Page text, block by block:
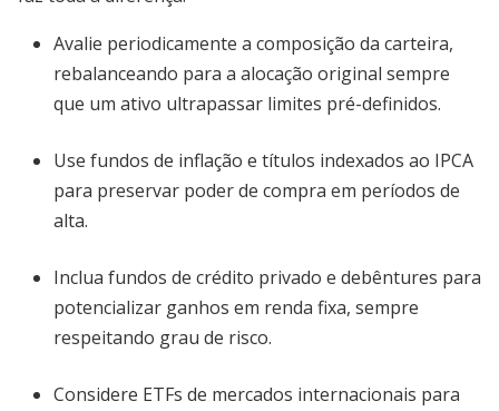
Avalie periodicamente a composição da carteira,
rebalanceando para a alocação original sempre
que um ativo ultrapassar limites pré-definidos.
Use fundos de inflação e títulos indexados ao IPCA
para preservar poder de compra em períodos de
alta.
Inclua fundos de crédito privado e debêntures para
potencializar ganhos em renda fixa, sempre
respeitando grau de risco.
Considere ETFs de mercados internacionais para